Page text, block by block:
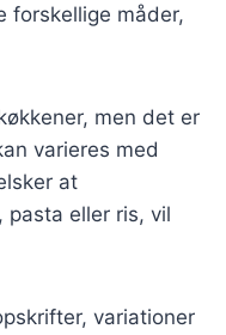
forskellige måder,
men det er
varieres med
at
eller ris, vil
variationer